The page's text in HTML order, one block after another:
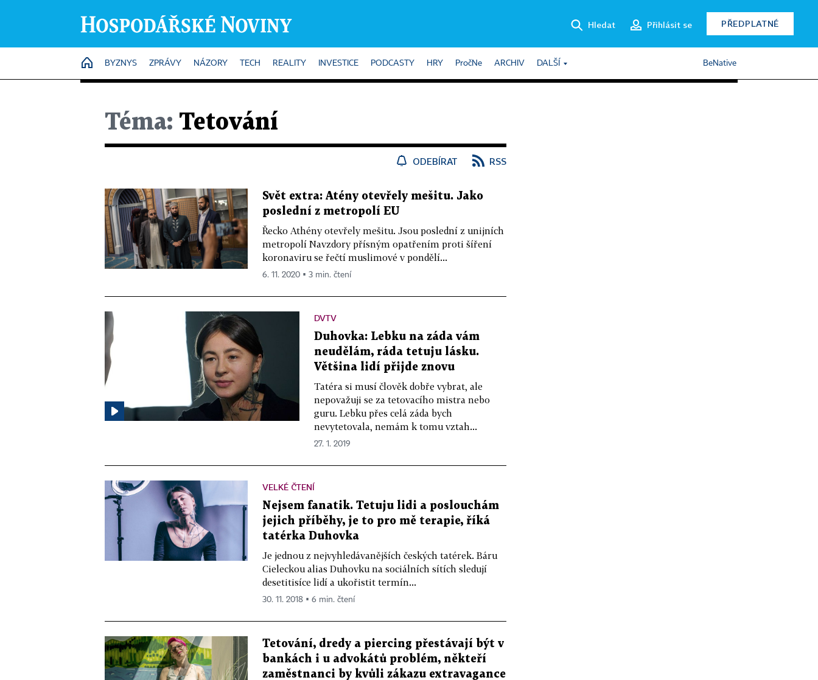
Hledat Přihlásit se PŘEDPLATNÉ
HOME
BYZNYS ZPRÁVY NÁZORY TECH REALITY INVESTICE PODCASTY HRY PročNe ARCHIV DALŠÍ BeNative
Téma: Tetování
ODEBÍRAT RSS
Svět extra: Atény otevřely mešitu. Jako
poslední z metropolí EU
Řecko Athény otevřely mešitu. Jsou poslední z unijních
metropolí Navzdory přísným opatřením proti šíření
koronaviru se řečtí muslimové v pondělí...
6. 11. 2020 ▪ 3 min. čtení
DVTV
Duhovka: Lebku na záda vám
neudělám, ráda tetuju lásku.
Většina lidí přijde znovu
Tatéra si musí člověk dobře vybrat, ale
nepovažuji se za tetovacího mistra nebo
guru. Lebku přes celá záda bych
nevytetovala, nemám k tomu vztah...
27. 1. 2019
VELKÉ ČTENÍ
Nejsem fanatik. Tetuju lidi a poslouchám
jejich příběhy, je to pro mě terapie, říká
tatérka Duhovka
Je jednou z nejvyhledávanějších českých tatérek. Báru
Cieleckou alias Duhovku na sociálních sítích sledují
desetitisíce lidí a ukořistit termín...
30. 11. 2018 ▪ 6 min. čtení
Tetování, dredy a piercing přestávají být v
bankách i u advokátů problém, někteří
zaměstnanci by kvůli zákazu extravagance